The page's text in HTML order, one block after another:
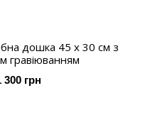
дошка 45 х 30 см з
гравіюванням
300 грн